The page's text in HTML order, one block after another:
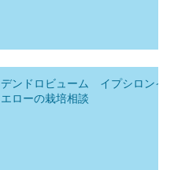
デンドロビューム イプシロンイ
エローの栽培相談